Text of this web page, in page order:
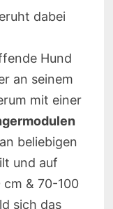
dabei
Hund
an seinem
mit einer
beliebigen
und auf
& 70-100
sich das